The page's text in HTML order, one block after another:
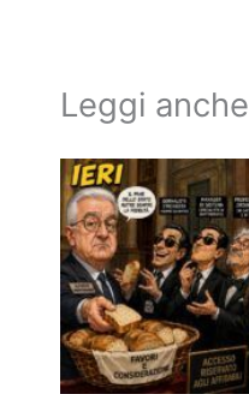
Leggi anche